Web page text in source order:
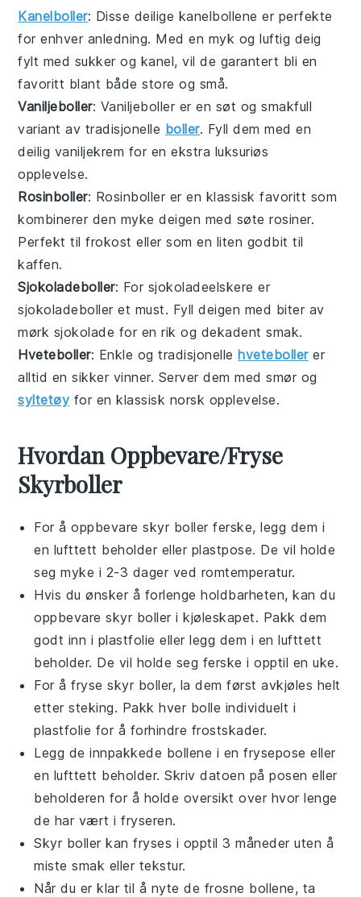
Kanelboller: Disse deilige kanelbollene er perfekte
for enhver anledning. Med en myk og luftig deig
fylt med sukker og kanel, vil de garantert bli en
favoritt blant både store og små.
Vaniljeboller: Vaniljeboller er en søt og smakfull
variant av tradisjonelle boller. Fyll dem med en
deilig vaniljekrem for en ekstra luksuriøs
opplevelse.
Rosinboller: Rosinboller er en klassisk favoritt som
kombinerer den myke deigen med søterosiner.
Perfekt til frokost eller som en liten godbit til
kaffen.
Sjokoladeboller: For sjokoladeelskere er
sjokoladeboller et must. Fyll deigen med biter av
mørk sjokolade for en rik og dekadent smak.
Hveteboller: Enkle og tradisjonellehvetebollerer
alltid en sikker vinner. Server dem med smør og
syltetøy for en klassisk norsk opplevelse.
Hvordan Oppbevare/Fryse
Skyrboller
For å oppbevareskyr boller ferske, legg dem i
en lufttett beholder eller plastpose. De vil holde
seg myke i 2-3 dager ved romtemperatur.
Hvis du ønsker å forlenge holdbarheten, kan du
oppbevareskyr boller i kjøleskapet. Pakk dem
godt inn i plastfolie eller legg dem i en lufttett
beholder. De vil holde seg ferske i opptil en uke.
For å fryseskyr boller, la dem først avkjøles helt
etter steking. Pakk hver bolle individuelt i
plastfolie for å forhindre frostskader.
Legg de innpakkede bollene i en frysepose eller
en lufttett beholder. Skriv datoen på posen eller
beholderen for å holde oversikt over hvor lenge
de har vært i fryseren.
Skyr boller kan fryses i opptil 3 måneder uten å
miste smak eller tekstur.
Når du er klar til å nyte de frosne bollene, ta